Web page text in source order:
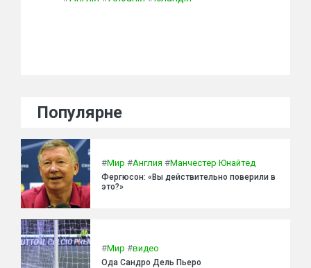
Популярне
#Мир #Англия #Манчестер Юнайтед
Фергюсон: «Вы действительно поверили в
это?»
#Мир #видео
Ода Сандро Дель Пьеро